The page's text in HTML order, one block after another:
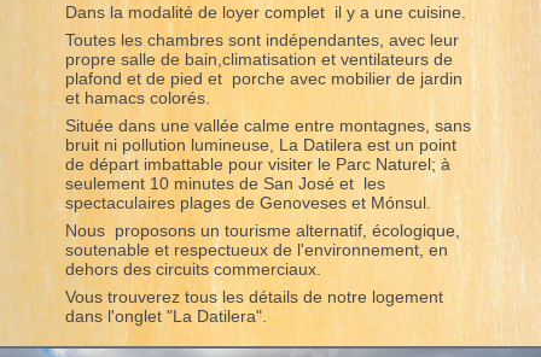
Dans la modalité de loyer complet il y a une cuisine.
Toutes les chambres sont indépendantes, avec leur
propre salle de bain,climatisation et ventilateurs de
plafond et de pied et porche avec mobilier de jardin
et hamacs colorés.
Située dans une vallée calme entre montagnes, sans
bruit ni pollution lumineuse, La Datilera est un point
de départ imbattable pour visiter le Parc Naturel; à
seulement 10 minutes de San José et les
spectaculaires plages de Genoveses et Mónsul.
Nous proposons un tourisme alternatif, écologique,
soutenable et respectueux de l'environnement, en
dehors des circuits commerciaux.
Vous trouverez tous les détails de notre logement
dans l'onglet "La Datilera".